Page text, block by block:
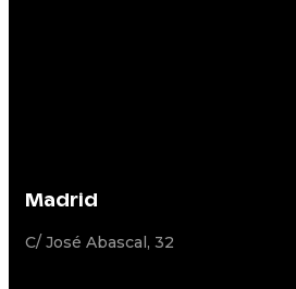
Madrid
C/ José Abascal, 32